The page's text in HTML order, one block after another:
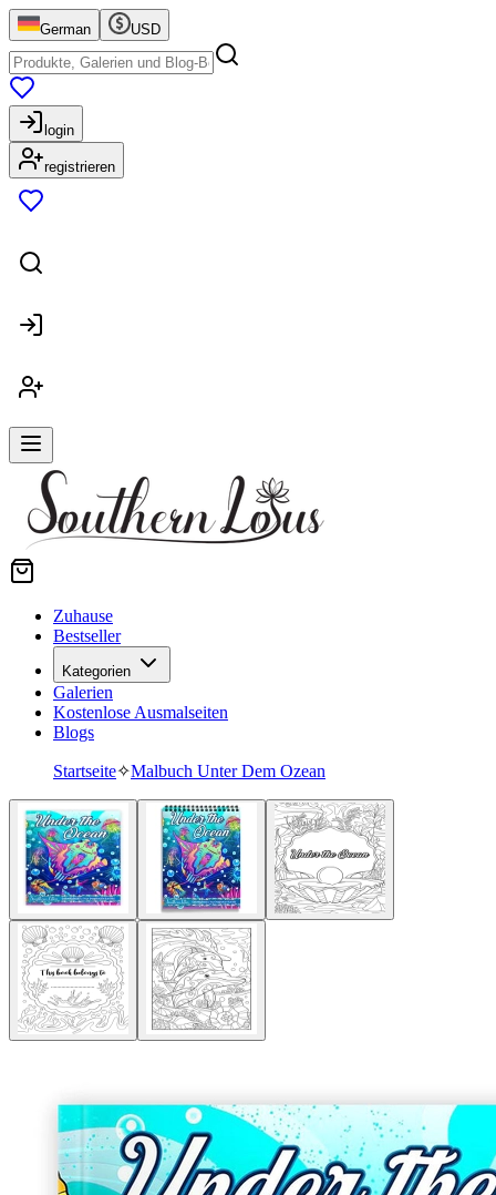
German USD
login
registrieren
Zuhause
Bestseller
Kategorien
Galerien
Kostenlose Ausmalseiten
Blogs
Startseite✧Malbuch Unter Dem Ozean